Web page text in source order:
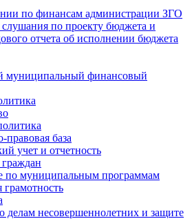
по финансам администрации ЗГО
по проекту бюджета и
отчета об исполнении бюджета
муниципальный финансовый
база
учет и отчетность
по муниципальным программам
делам несовершеннолетних и защите